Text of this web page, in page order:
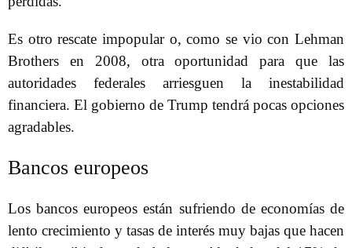
Es otro rescate impopular o, como se vio con Lehman
Brothers en 2008, otra oportunidad para que las
autoridades federales arriesguen la inestabilidad
financiera. El gobierno de Trump tendrá pocas opciones
agradables.
Bancos europeos
Los bancos europeos están sufriendo de economías de
lento crecimiento y tasas de interés muy bajas que hacen